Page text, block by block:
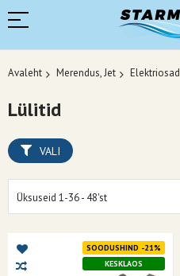
Avaleht Merendus, Jet Elektriosad
Lülitid
Üksuseid 1-36- 48'st
SOODUSHIND -21%
KESKLAOS
VALI